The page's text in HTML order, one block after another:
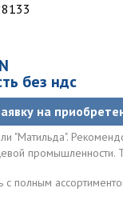
без ндс
на
"Матильда".
промышленности.
с полным